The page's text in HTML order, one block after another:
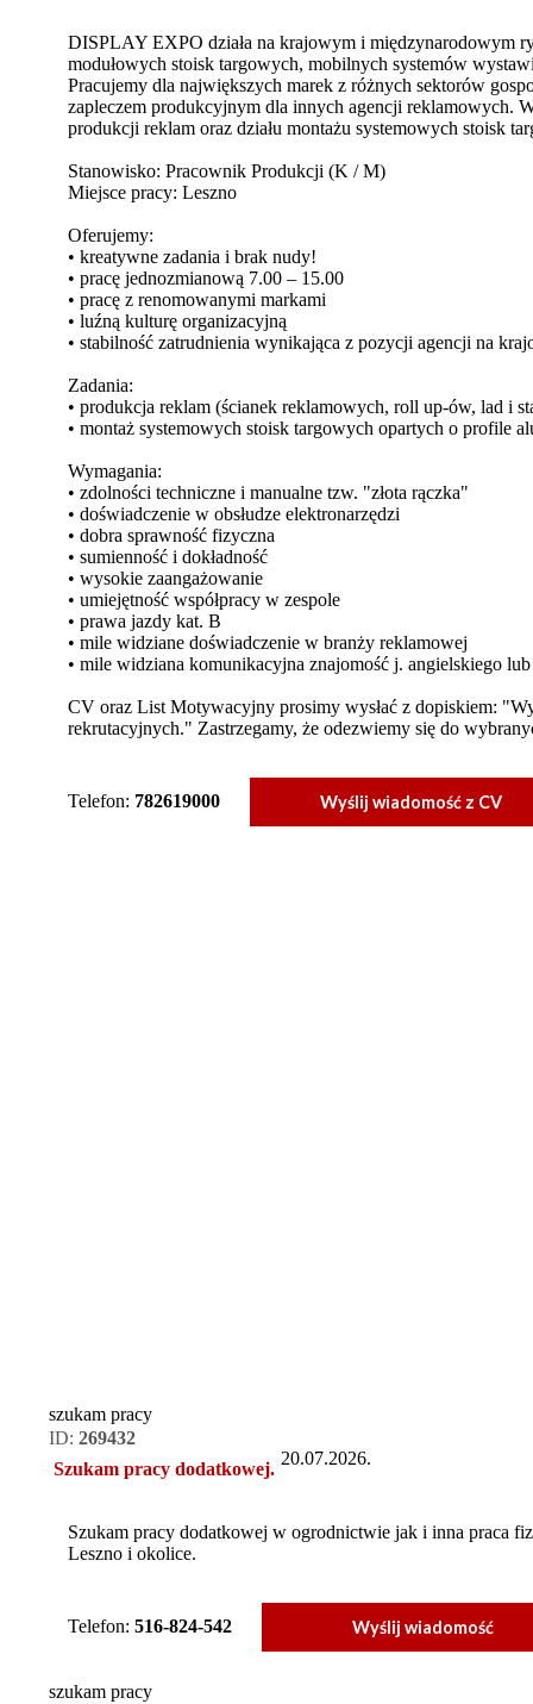
DISPLAY EXPO działa na krajowym i międzynarodowym
modułowych stoisk targowych, mobilnych systemów
Pracujemy dla największych marek z różnych sektorów
zapleczem produkcyjnym dla innych agencji reklamowych.
produkcji reklam oraz działu montażu systemowych stoisk
Stanowisko: Pracownik Produkcji (K / M)
Miejsce pracy: Leszno
Oferujemy:
• kreatywne zadania i brak nudy!
• pracę jednozmianową 7.00 – 15.00
• pracę z renomowanymi markami
• luźną kulturę organizacyjną
• stabilność zatrudnienia wynikająca z pozycji agencji na
Zadania:
• produkcja reklam (ścianek reklamowych, roll up-ów, lad i
• montaż systemowych stoisk targowych opartych o profile
Wymagania:
• zdolności techniczne i manualne tzw. "złota rączka"
• doświadczenie w obsłudze elektronarzędzi
• dobra sprawność fizyczna
• sumienność i dokładność
• wysokie zaangażowanie
• umiejętność współpracy w zespole
• prawa jazdy kat. B
• mile widziane doświadczenie w branży reklamowej
• mile widziana komunikacyjna znajomość j. angielskiego
CV oraz List Motywacyjny prosimy wysłać z dopiskiem:
rekrutacyjnych." Zastrzegamy, że odezwiemy się do
Telefon: 782619000 Wyślij wiadomość z CV
szukam pracy
ID: 269432
Szukam pracy dodatkowej.
20.07.2026.
Szukam pracy dodatkowej w ogrodnictwie jak i inna praca
Leszno i okolice.
Telefon: 516-824-542 Wyślij wiadomość
szukam pracy